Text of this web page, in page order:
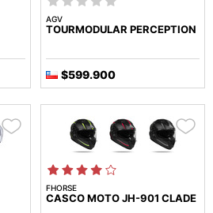
AGV
TOURMODULAR PERCEPTION
$599.900
FHORSE
CASCO MOTO JH-901 CLADE